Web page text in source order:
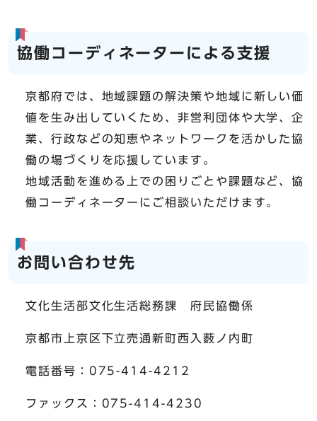
協働コーディネーターによる支援
京都府では、地域課題の解決策や地域に新しい価
値を生み出していくため、非営利団体や大学、企
業、行政などの知恵やネットワークを活かした協
働の場づくりを応援しています。
地域活動を進める上での困りごとや課題など、協
働コーディネーターにご相談いただけます。
お問い合わせ先
文化生活部文化生活総務課 府民協働係
京都市上京区下立売通新町西入薮ノ内町
電話番号：075-414-4212
ファックス：075-414-4230